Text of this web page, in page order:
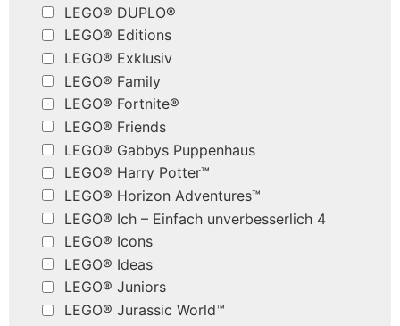
LEGO® DUPLO®
LEGO® Editions
LEGO® Exklusiv
LEGO® Family
LEGO® Fortnite®
LEGO® Friends
LEGO® Gabbys Puppenhaus
LEGO® Harry Potter™
LEGO® Horizon Adventures™
LEGO® Ich – Einfach unverbesserlich 4
LEGO® Icons
LEGO® Ideas
LEGO® Juniors
LEGO® Jurassic World™